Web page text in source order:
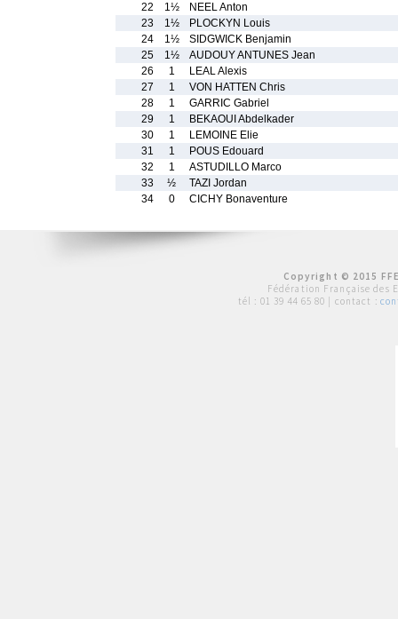
22
1½
NEEL Anton
23
1½
PLOCKYN Louis
24
1½
SIDGWICK Benjamin
25
1½
AUDOUY ANTUNES Jean
26
1
LEAL Alexis
27
1
VON HATTEN Chris
28
1
GARRIC Gabriel
29
1
BEKAOUI Abdelkader
30
1
LEMOINE Elie
31
1
POUS Edouard
32
1
ASTUDILLO Marco
33
½
TAZI Jordan
34
0 CICHY Bonaventure
Copyright © 2015
Fédération Française des
tél : 01 39 44 65 80 | contact :